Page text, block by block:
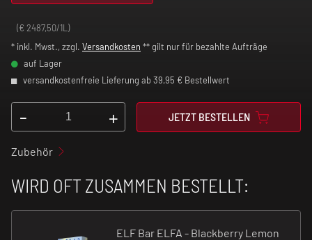
(€ 2487,50/1L)
* inkl. Mwst., zzgl. Versandkosten ** gilt nur für bezahlte Aufträge
auf Lager
versandkostenfreie Lieferung ab 39,95 € Bestellwert
- + JETZT BESTELLEN
Zubehör
WIRD OFT ZUSAMMEN BESTELLT:
ELF Bar ELFA - Blackberry Lemon